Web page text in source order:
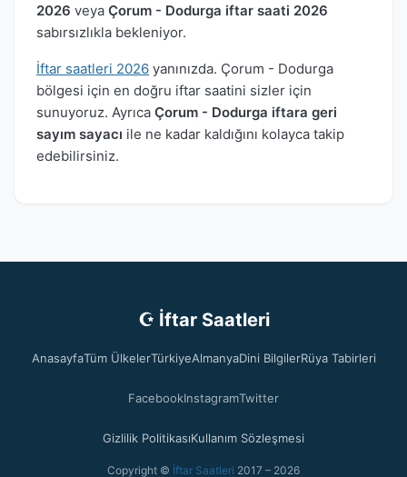
2026 veya Çorum - Dodurga iftar saati 2026
sabırsızlıkla bekleniyor.
İftar saatleri 2026 yanınızda. Çorum - Dodurga
bölgesi için en doğru iftar saatini sizler için
sunuyoruz. Ayrıca Çorum - Dodurga iftara geri
sayım sayacı ile ne kadar kaldığını kolayca takip
edebilirsiniz.
☪ İftar Saatleri
AnasayfaTüm ÜlkelerTürkiyeAlmanyaDini BilgilerRüya Tabirleri
FacebookInstagramTwitter
Gizlilik PolitikasıKullanım Sözleşmesi
Copyright © İftar Saatleri 2017 – 2026